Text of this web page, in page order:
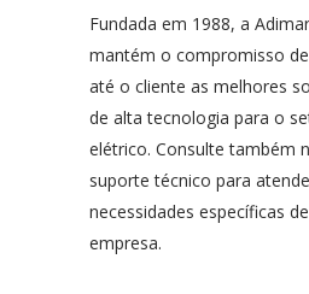
Fundada em 1988, a
mantém o compromisso
até o cliente as melhores
de alta tecnologia para o
elétrico. Consulte também
suporte técnico para
necessidades específicas
empresa.